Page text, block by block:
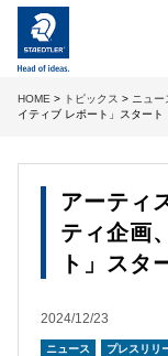
HOME > トピックス > ニュー
イティブ レポート」スタート
アーティ
ティ企画
ト」スタ
2024/12/23
ニュース プレスリリ